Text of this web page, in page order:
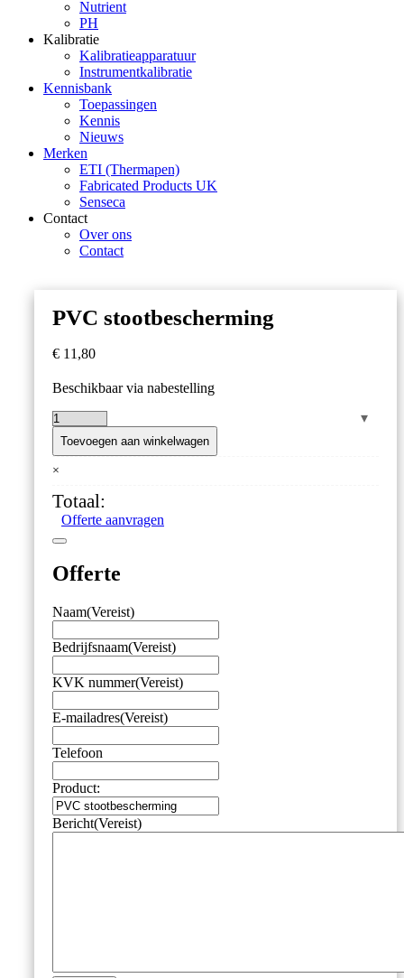
Nutrient
PH
Kalibratie
Kalibratieapparatuur
Instrumentkalibratie
Kennisbank
Toepassingen
Kennis
Nieuws
Merken
ETI (Thermapen)
Fabricated Products UK
Senseca
Contact
Over ons
Contact
PVC stootbescherming
€ 11,80
Beschikbaar via nabestelling
PVC
stootbescherming
aantal
Toevoegen aan winkelwagen
×
Totaal:
Offerte aanvragen
Offerte
Naam(Vereist)
Bedrijfsnaam(Vereist)
KVK nummer(Vereist)
E-mailadres(Vereist)
Telefoon
Product:
Bericht(Vereist)